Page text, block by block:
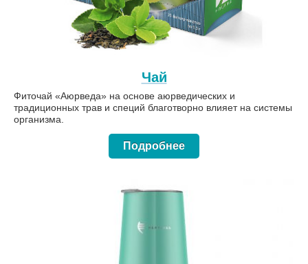
Чай
Фиточай «Аюрведа» на основе аюрведических и
традиционных трав и специй благотворно влияет на системы
организма.
Подробнее